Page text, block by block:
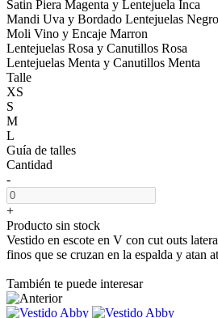
Satin Piera Magenta y Lentejuela Inca
Mandi Uva y Bordado Lentejuelas Negro
Moli Vino y Encaje Marron
Lentejuelas Rosa y Canutillos Rosa
Lentejuelas Menta y Canutillos Menta
Talle
XS
S
M
L
Guía de talles
Cantidad
-
+
Producto sin stock
Vestido en escote en V con cut outs
finos que se cruzan en la espalda y atan
También te puede interesar